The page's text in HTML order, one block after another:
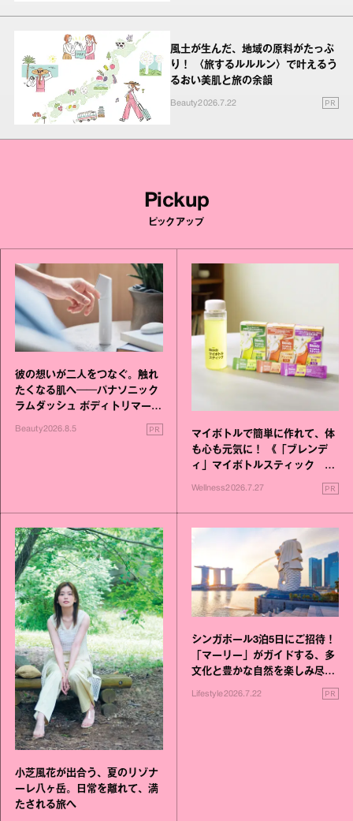
風土が生んだ、地域の原料がたっぷ
り！ 〈旅するルルルン〉で叶えるう
るおい美肌と旅の余韻
Beauty2026.7.22 PR
Pickup
ピックアップ
彼の想いが二人をつなぐ。触れ
たくなる肌へ──パナソニック
ラムダッシュ ボディトリマーが
Beauty2026.8.5 PR
マイボトルで簡単に作れて、体
も心も元気に！ 《「ブレンデ
ィ」マイボトルスティック い
いこと毎日》シリーズが誕生
Wellness2026.7.27 PR
小芝風花が出合う、夏のリゾナ
ーレ八ヶ岳。日常を離れて、満
たされる旅へ
シンガポール3泊5日にご招待！
「マーリー」がガイドする、多
文化と豊かな自然を楽しみ尽く
Lifestyle2026.7.22 PR